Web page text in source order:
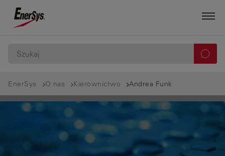
EnerSys O nas Kierownictwo Andrea Funk